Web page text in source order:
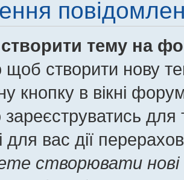
тему на
щоб створити нову
кнопку в вікні
зареєструватись
для вас дії
створювати